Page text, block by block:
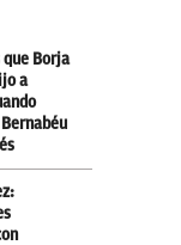
que Borja
a